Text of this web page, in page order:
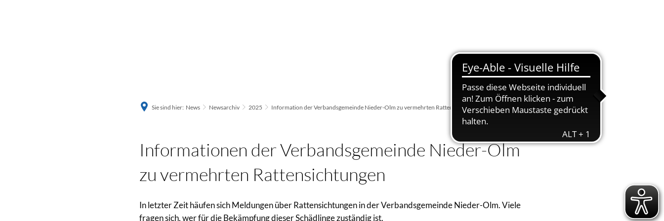
Sie sind hier: News Newsarchiv 2025 Information der Verbandsgemeinde Nieder-Olm zu vermehrten Rattensichtungen
Informationen der Verbandsgemeinde Nieder-Olm
zu vermehrten Rattensichtungen
In letzter Zeit häufen sich Meldungen über Rattensichtungen in der Verbandsgemeinde Nieder-Olm. Viele
fragen sich, wer für die Bekämpfung dieser Schädlinge zuständig ist.